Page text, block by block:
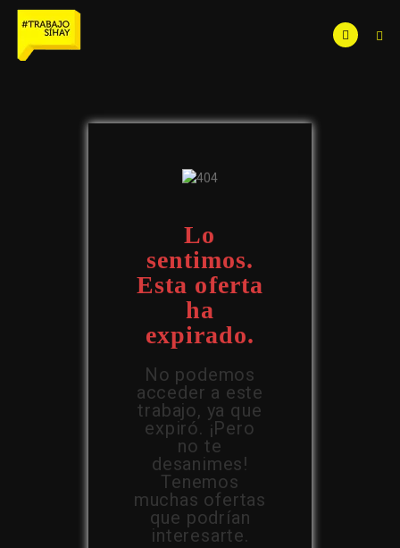
Lo
sentimos.
Esta oferta
ha
expirado.
No podemos
acceder a este
trabajo, ya que
expiró. ¡Pero
no te
desanimes!
Tenemos
muchas ofertas
que podrían
interesarte.